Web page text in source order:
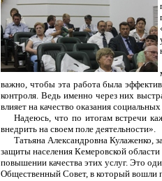
важно, чтобы эта работа была
контроля. Ведь именно через них
влияет на качество оказания социальных
Надеюсь, что по итогам встречи
внедрить на своем поле деятельности».
Татьяна Александровна Кулаженко,
защиты населения Кемеровской
повышении качества этих услуг. Это
Общественный Совет, в который вошли